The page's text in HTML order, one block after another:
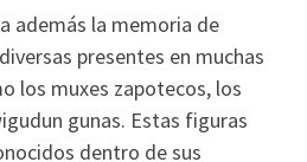
además la memoria de
presentes en muchas
los muxes zapotecos, los
gunas. Estas figuras
dentro de sus